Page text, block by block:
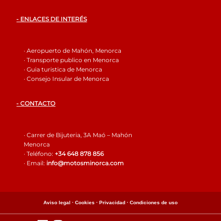
- ENLACES DE INTERÉS
· Aeropuerto de Mahón, Menorca
· Transporte publico en Menorca
· Guia turistica de Menorca
· Consejo Insular de Menorca
- CONTACTO
· Carrer de Bijuteria, 3A Maó – Mahón
Menorca
· Teléfono:+34 648 878 856
· Email: info@motosminorca.com
Aviso legal · Cookies · Privacidad · Condiciones de uso